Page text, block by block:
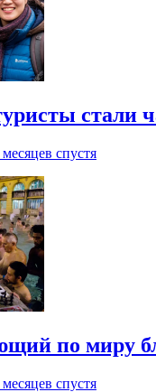
стали
месяцев спустя
по миру
месяцев спустя